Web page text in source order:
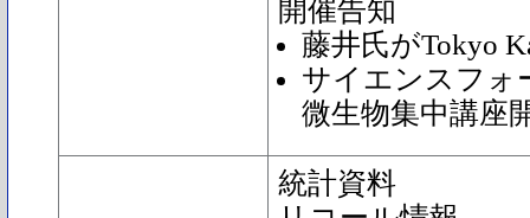
開催告知
藤井氏がTokyo
サイエンスフォ
微生物集中講座
統計資料